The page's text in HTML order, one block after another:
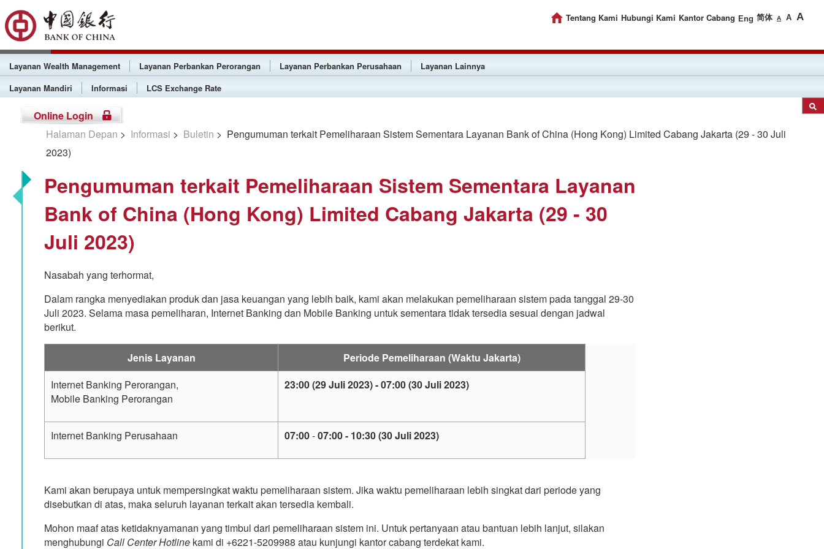
Tentang Kami Hubungi Kami Kantor Cabang Eng 简体 A A A
Layanan Wealth Management Layanan Perbankan Perorangan Layanan Perbankan Perusahaan
Layanan Lainnya
Layanan Mandiri
Informasi LCS Exchange Rate
Online Login
Halaman Depan > Informasi > Buletin > Pengumuman terkait Pemeliharaan Sistem Sementara Layanan Bank of China (Hong Kong) Limited Cabang Jakarta (29 - 30 Juli
2023)
Pengumuman terkait Pemeliharaan Sistem Sementara Layanan
Bank of China (Hong Kong) Limited Cabang Jakarta (29 - 30
Juli 2023)
Nasabah yang terhormat,
Dalam rangka menyediakan produk dan jasa keuangan yang lebih baik, kami akan melakukan pemeliharaan sistem pada tanggal 29-30
Juli 2023. Selama masa pemeliharan, Internet Banking dan Mobile Banking untuk sementara tidak tersedia sesuai dengan jadwal
berikut.
Jenis Layanan
Periode Pemeliharaan (Waktu Jakarta)
Internet Banking Perorangan,
Mobile Banking Perorangan
23:00 (29 Juli 2023) - 07:00 (30 Juli 2023)
Internet Banking Perusahaan 07:00-07:00 - 10:30 (30 Juli 2023)
Kami akan berupaya untuk mempersingkat waktu pemeliharaan sistem. Jika waktu pemeliharaan lebih singkat dari periode yang
disebutkan di atas, maka seluruh layanan terkait akan tersedia kembali.
Mohon maaf atas ketidaknyamanan yang timbul dari pemeliharaan sistem ini. Untuk pertanyaan atau bantuan lebih lanjut, silakan
menghubungi Call Center Hotline kami di +6221-5209988 atau kunjungi kantor cabang terdekat kami.